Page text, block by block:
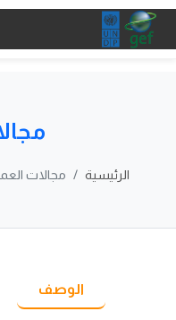
الرئيسية مجالات
الوصف